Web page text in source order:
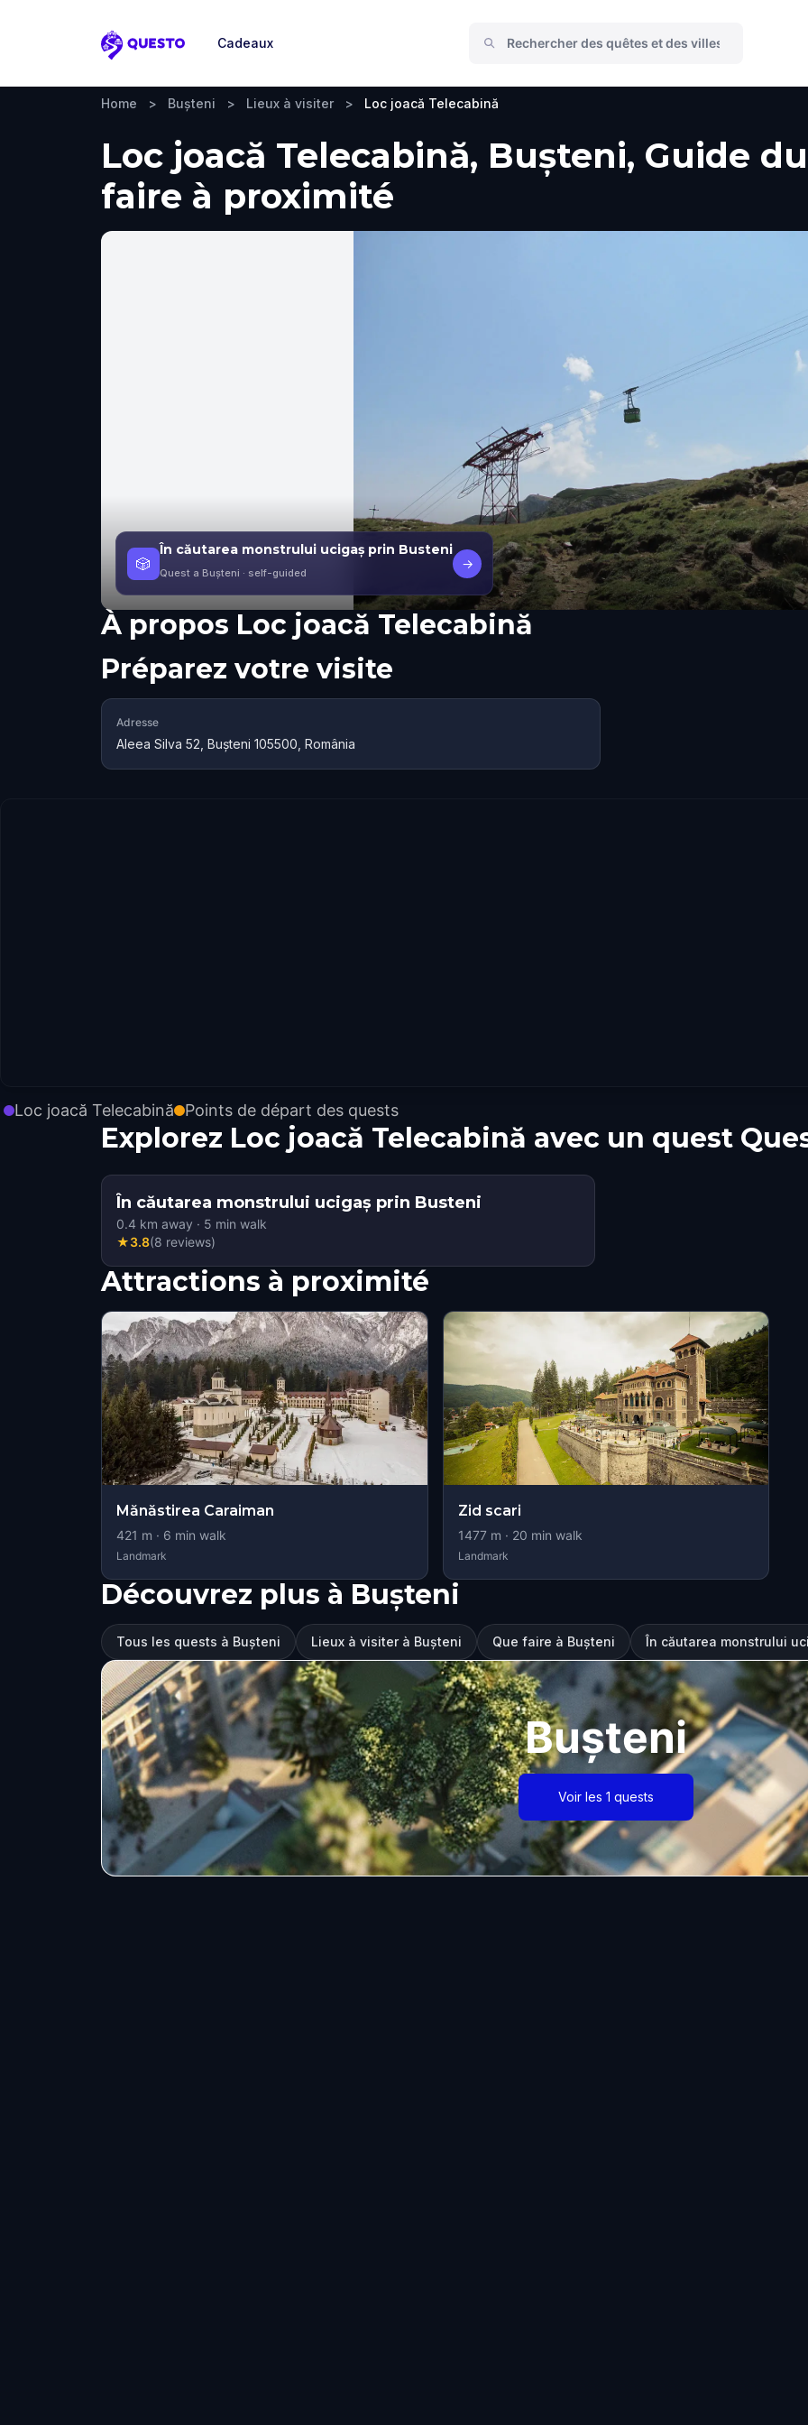
Questo
Cadeaux
Home > Bușteni > Lieux à visiter > Loc joacă Telecabină
Loc joacă Telecabină, Bușteni, Guide
faire à proximité
🎲
În căutarea monstrului ucigaș prin Busteni
Quest a Bușteni · self-guided
→
À propos Loc joacă Telecabină
Préparez votre visite
Adresse
Aleea Silva 52, Bușteni 105500, România
Loc joacă Telecabină Points de départ des quests
Explorez Loc joacă Telecabină avec un quest
În căutarea monstrului ucigaș prin Busteni
0.4 km away · 5 min walk
★3.8(8 reviews)
Attractions à proximité
Mănăstirea Caraiman
421 m · 6 min walk
Landmark
Zid scari
1477m · 20 min walk
Landmark
Découvrez plus à Bușteni
Tous les quests à Bușteni Lieux à visiter à Bușteni Que faire à Bușteni În căutarea monstrului
Bușteni
Voir les 1 quests